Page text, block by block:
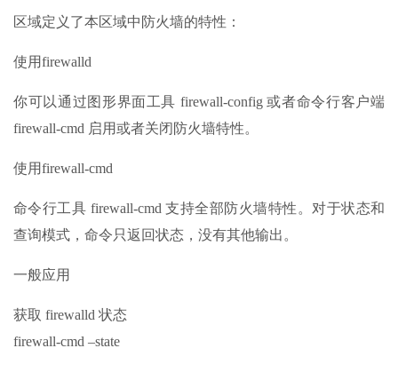
区域定义了本区域中防火墙的特性：
使用firewalld
你可以通过图形界面工具 firewall-config 或者命令行客户端
firewall-cmd 启用或者关闭防火墙特性。
使用firewall-cmd
命令行工具 firewall-cmd 支持全部防火墙特性。对于状态和
查询模式，命令只返回状态，没有其他输出。
一般应用
获取 firewalld 状态
firewall-cmd –state